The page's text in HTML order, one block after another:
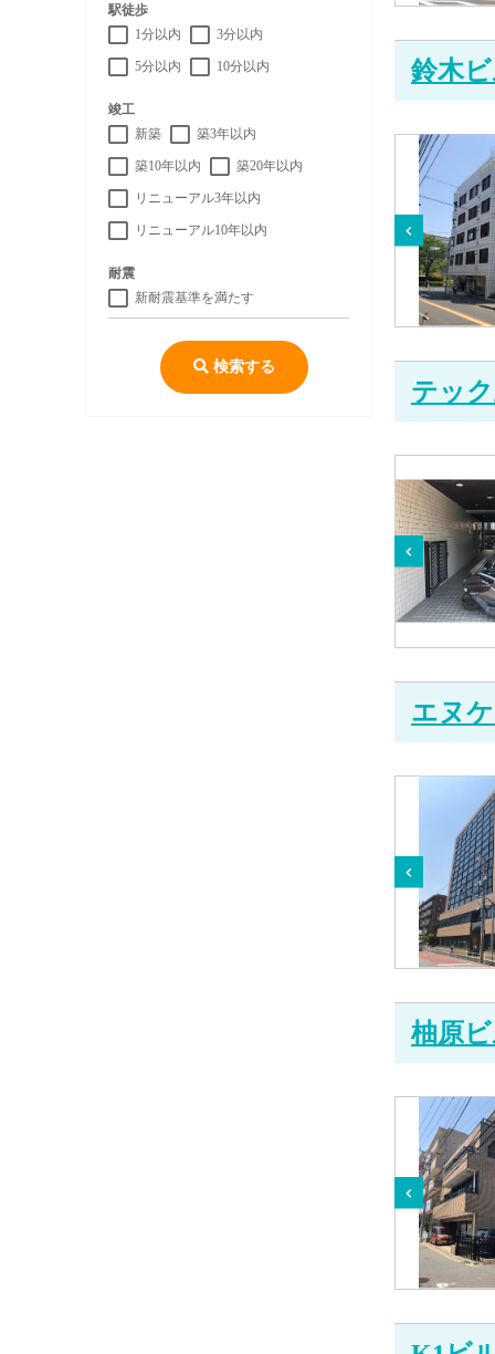
駅徒歩
1分以内
3分以内
5分以内 10分以内
竣工
新築
築3年以内
築10年以内 築20年以内
リニューアル3年以内
リニューアル10年以内
耐震
新耐震基準を満たす
検索する
鈴木
テッ
エヌ
柚原